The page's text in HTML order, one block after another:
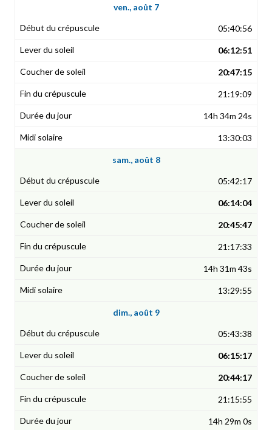
ven., août 7
05:40:56
06:12:51
20:47:15
21:19:09
14h 34m 24s
13:30:03
sam., août 8
05:42:17
06:14:04
20:45:47
21:17:33
14h 31m 43s
13:29:55
dim., août 9
05:43:38
06:15:17
20:44:17
21:15:55
14h 29m 0s